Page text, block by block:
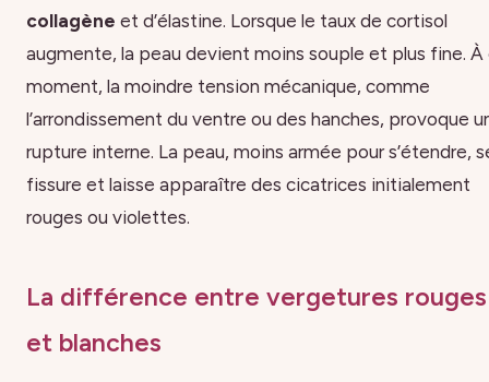
collagène et d’élastine. Lorsque le taux de cortisol
augmente, la peau devient moins souple et plus fine. À
moment, la moindre tension mécanique, comme
l’arrondissement du ventre ou des hanches, provoque
rupture interne. La peau, moins armée pour s’étendre,
fissure et laisse apparaître des cicatrices initialement
rouges ou violettes.
La différence entre vergetures rouges
et blanches